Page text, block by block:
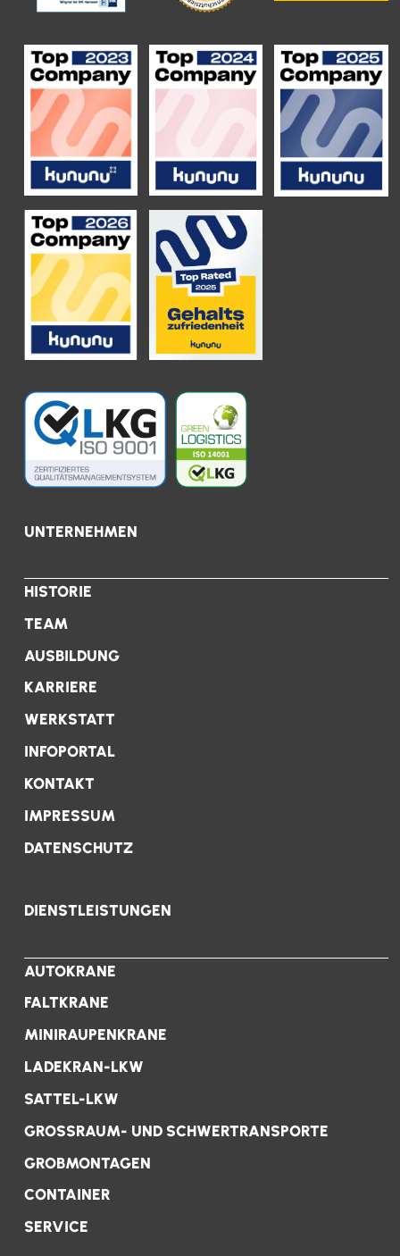
UNTERNEHMEN
HISTORIE
TEAM
AUSBILDUNG
KARRIERE
WERKSTATT
INFOPORTAL
KONTAKT
IMPRESSUM
DATENSCHUTZ
DIENSTLEISTUNGEN
AUTOKRANE
FALTKRANE
MINIRAUPENKRANE
LADEKRAN-LKW
SATTEL-LKW
GROSSRAUM- UND SCHWERTRANSPORTE
GROBMONTAGEN
CONTAINER
SERVICE